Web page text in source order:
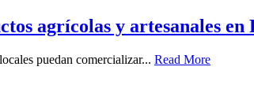
agrícolas y artesanales en
puedan comercializar... Read More